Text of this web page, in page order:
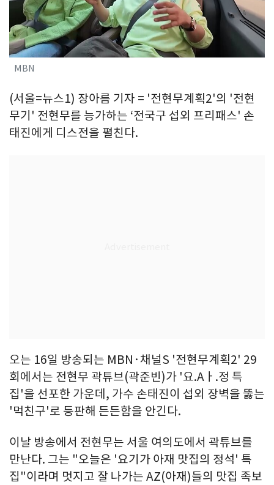
MBN
(서울=뉴스1) 장아름 기자 = '전현무계획2'의 '전현
무기' 전현무를 능가하는 ‘전국구 섭외 프리패스' 손
태진에게 디스전을 펼친다.
오는 16일 방송되는 MBN·채널S '전현무계획2' 29
회에서는 전현무 곽튜브(곽준빈)가 '요.Aㅏ.정 특
집'을 선포한 가운데, 가수 손태진이 섭외 장벽을 뚫는
'먹친구'로 등판해 든든함을 안긴다.
이날 방송에서 전현무는 서울 여의도에서 곽튜브를
만난다. 그는 "오늘은 '요기가 아재 맛집의 정석' 특
집"이라며 멋지고 잘 나가는 AZ(아재)들의 맛집 족보